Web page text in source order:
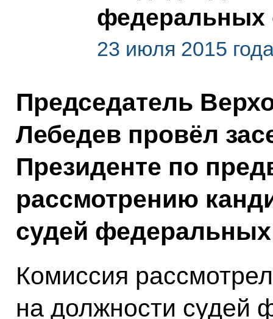
федеральных
23 июля 2015
Председатель
Лебедев провёл
Президенте по
рассмотрению
судей
Комиссия
на должности судей